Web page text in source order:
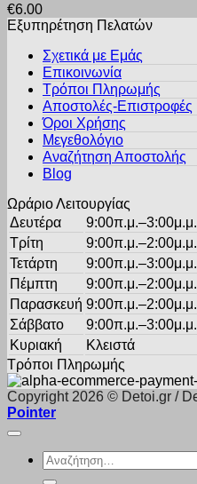
στη
σελίδα
προϊόντος
έχει
πολλαπλές
επιλογές
μπορούν
επιλεγούν
σελίδα
€6.00
Εξυπηρέτηση Πελατών
Σχετικά με Εμάς
Επικοινωνία
Τρόποι Πληρωμής
Αποστολές-Επιστροφές
Όροι Χρήσης
Μεγεθολόγιο
Αναζήτηση Αποστολής
Blog
Ωράριο Λειτουργίας
Δευτέρα
9:00π.μ.–3:00μ.μ.
Τρίτη
Τετάρτη
9:00π.μ.–3:00μ.μ.
Πέμπτη
Παρασκευή
Σάββατο
9:00π.μ.–3:00μ.μ.
Κυριακή
Κλειστά
Τρόποι Πληρωμής
Copyright 2026 © Detoi.gr /
Pointer
Αναζήτηση
για: